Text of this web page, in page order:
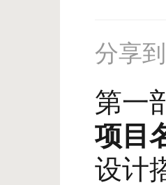
分享
第一
项目
设计